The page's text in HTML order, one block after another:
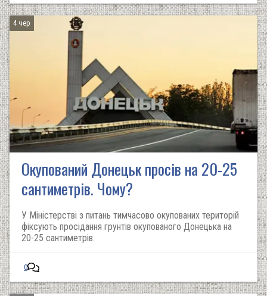
4 чер
Окупований Донецьк просів на 20-25
сантиметрів. Чому?
У Міністерстві з питань тимчасово окупованих територій
фіксують просідання грунтів окупованого Донецька на
20-25 сантиметрів.
0